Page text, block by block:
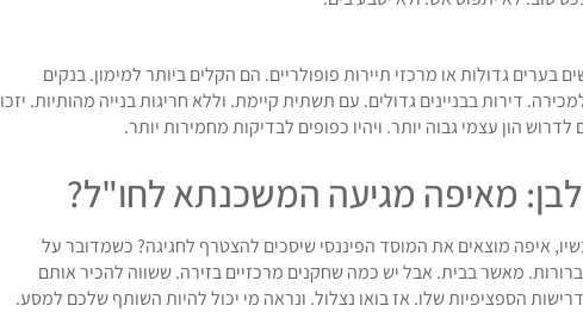
בערים גדולות או מרכזי תיירות פופולריים. הם הקלים ביותר למימון. בנקים
דירות בבניינים גדולים. עם תשתית קיימת. וללא חריגות בנייה מהותיות. יזכו
הון עצמי גבוה יותר. ויהיו כפופים לבדיקות מחמירות יותר.
מאיפה מגיעה המשכנתא לחו"ל?
איפה מוצאים את המוסד הפיננסי שיסכים להצטרף לחגיגה? כשמדובר על
מאשר בבית. אבל יש כמה שחקנים מרכזיים בזירה. ששווה להכיר אותם
הספציפיות שלו. אז בואו נצלול. ונראה מי יכול להיות השותף שלכם למסע.